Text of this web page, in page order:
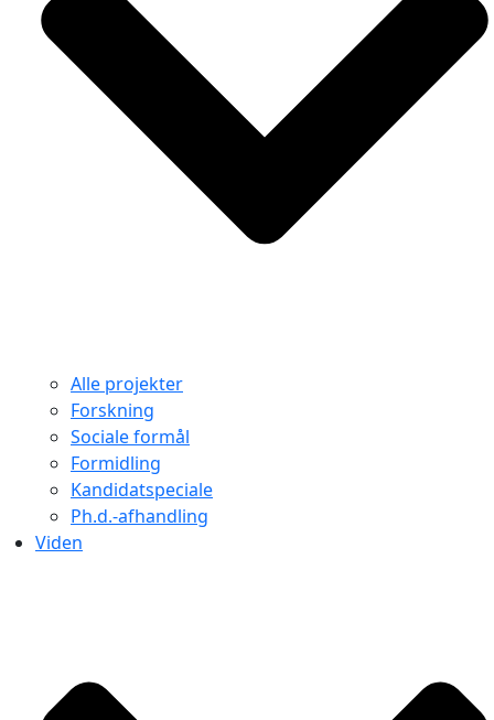
Alle projekter
Forskning
Sociale formål
Formidling
Kandidatspeciale
Ph.d.-afhandling
Viden